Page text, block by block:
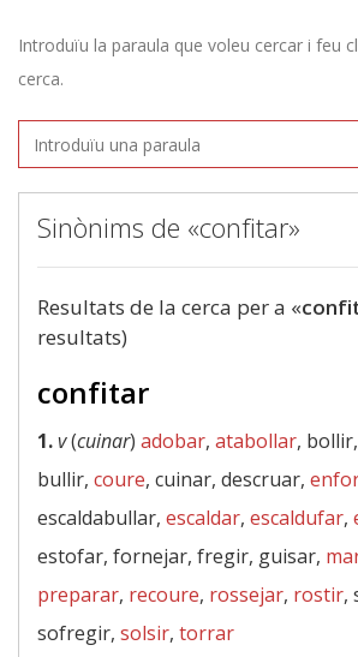
Introduïu la paraula que voleu cercar i feu
cerca.
Sinònims de «confitar»
Resultats de la cerca per a «
resultats)
confitar
1.v(cuinar) adobar, atabollar,
bullir, coure, cuinar, descruar,
escaldabullar, escaldar, escaldufar,
estofar, fornejar, fregir, guisar,
preparar, recoure, rossejar, rostir,
sofregir, solsir, torrar